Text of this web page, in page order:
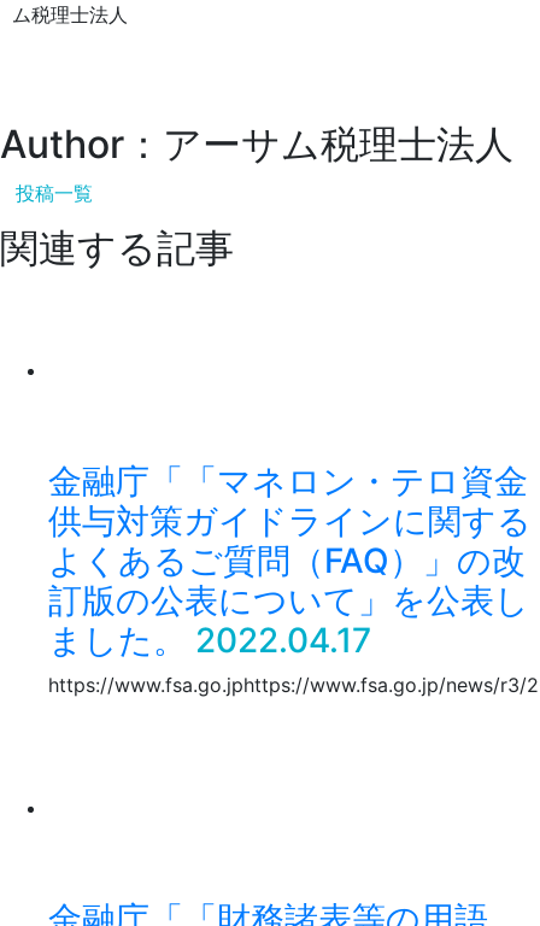
ム税理士法人
Author：アーサム税理士法人
投稿一覧
関連する記事
金融庁「「マネロン・テロ資金
供与対策ガイドラインに関する
よくあるご質問（FAQ）」の改
訂版の公表について」を公表し
ました。
2022.04.17
https://www.fsa.go.jphttps://www.fsa.go.jp/news/